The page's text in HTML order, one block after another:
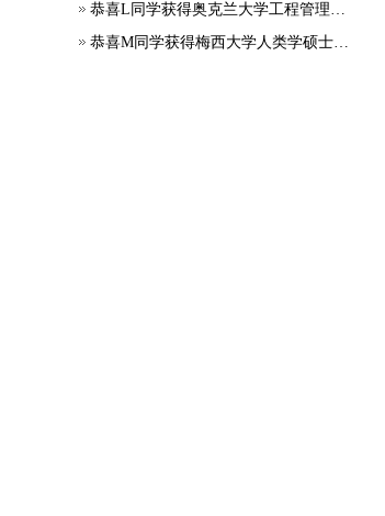
恭喜L同学获得奥克兰大学工程管理硕士录取
恭喜M同学获得梅西大学人类学硕士录取